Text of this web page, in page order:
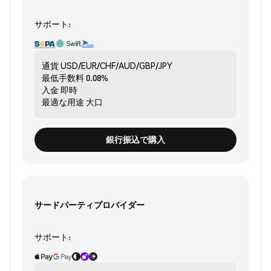
サポート:
通貨USD/EUR/CHF/AUD/GBP/JPY
最低手数料0.08%
入金 即時
最適な用途 大口
銀行振込で購入
サードパーティプロバイダー
サポート: